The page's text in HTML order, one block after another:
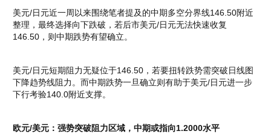
美元/日元近一周以来围绕笔者提及的中期多空分界线146.50附近
整理，最终选择向下跌破，若后市美元/日元无法快速收复
146.50，则中期跌势有望确立。
美元/日元短期阻力无疑位于146.50，若要扭转跌势需突破日线图
下降趋势线阻力。而中期跌势一旦确立则有助于美元/日元进一步
下行考验140.0附近支撑。
欧元/美元：强势突破阻力区域，中期或指向1.2000水平